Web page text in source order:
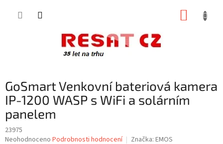
GoSmart Venkovní bateriová kamera
IP-1200 WASP s WiFi a solárním
panelem
23975
Průměrné
Neohodnoceno Podrobnosti hodnocení Značka: EMOS